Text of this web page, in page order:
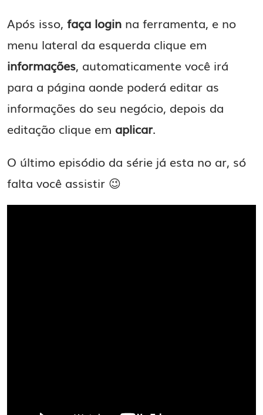
Após isso, faça login na ferramenta, e no
menu lateral da esquerda clique em
informações, automaticamente você irá
para a página aonde poderá editar as
informações do seu negócio, depois da
editação clique em aplicar.
O último episódio da série já esta no ar, só
falta você assistir 😉